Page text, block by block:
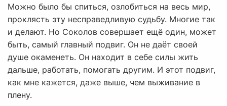
Можно было бы спиться, озлобиться на весь мир,
проклясть эту несправедливую судьбу. Многие так
и делают. Но Соколов совершает ещё один, может
быть, самый главный подвиг. Он не даёт своей
душе окаменеть. Он находит в себе силы жить
дальше, работать, помогать другим. И этот подвиг,
как мне кажется, даже выше, чем выживание в
плену.